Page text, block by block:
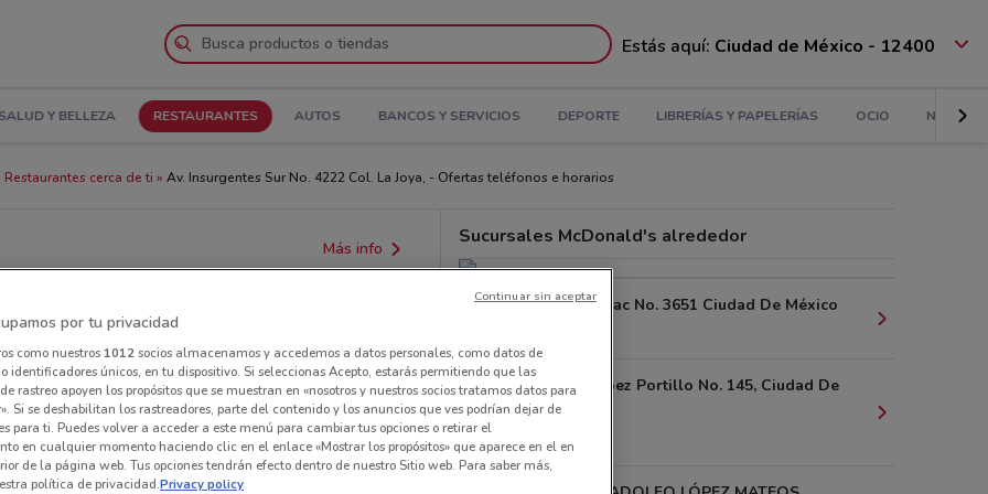
Estás aquí: Ciudad de México - 12400
SALUD Y BELLEZA RESTAURANTES AUTOS BANCOS Y SERVICIOS DEPORTE LIBRERÍAS Y PAPELERÍAS OCIO NIÑOS
Restaurantes cerca de ti Av. Insurgentes Sur No. 4222 Col. La Joya, - Ofertas teléfonos e horarios
Más info
Sucursales McDonald's alrededor
Av. Cuitlahuac No. 3651 Ciudad De México
Av. Jose López Portillo No. 145, Ciudad De
México
6.8 km
por tu privacidad
como nuestros 1012socios almacenamos y accedemos a datos personales, como datos de
identificadores únicos, en tu dispositivo. Si seleccionas Acepto, estarás permitiendo que las
rastreo apoyen los propósitos que se muestran en «nosotros y nuestros socios tratamos datos para
Si se deshabilitan los rastreadores, parte del contenido y los anuncios que ves podrían dejar de
para ti. Puedes volver a acceder a este menú para cambiar tus opciones o retirar el
en cualquier momento haciendo clic en el enlace «Mostrar los propósitos» que aparece en el en
de la página web. Tus opciones tendrán efecto dentro de nuestro Sitio web. Para saber más,
política de privacidad.Privacy policy
Continuar sin aceptar